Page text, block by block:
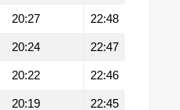
20:27 22:48
20:24 22:47
20:22 22:46
20:19 22:45